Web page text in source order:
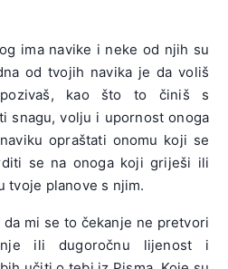
ima navike i neke od njih su
od tvojih navika je da voliš
kao što to činiš s
snagu, volju i upornost onoga
opraštati onomu koji se
se na onoga koji griješi ili
tvoje planove s njim.
mi se to čekanje ne pretvori
ili dugoročnu lijenost i